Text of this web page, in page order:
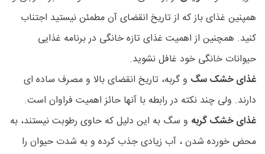
همپنین غذای باز که از تاریخ انقضای آن مطمئن نیستید اجتناب
کنید. همچنین از اهمیت غذای تازه خانگی در برنامه غذایی
حیوانات خانگی خود غافل نشوید.
غذای خشک سگ و گربه، تاریخ انقضای بالا و مصرف ساده ای
دارند. ولی چند نکته در رابطه با آنها حائز اهمیت فراوان است.
غذای خشک گربه و سگ به این دلیل که حاوی رطوبت نیستند، به
محض خورده شدن ، آب زیادی جذب کرده و به شدت حیوان را